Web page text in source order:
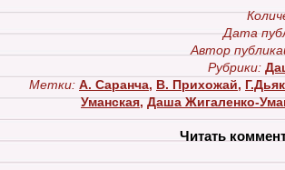
Дата
Автор
Рубрики:
Метки: А. Саранча, В. Прихожай,
Уманская,Даша Жигаленко-
Читать